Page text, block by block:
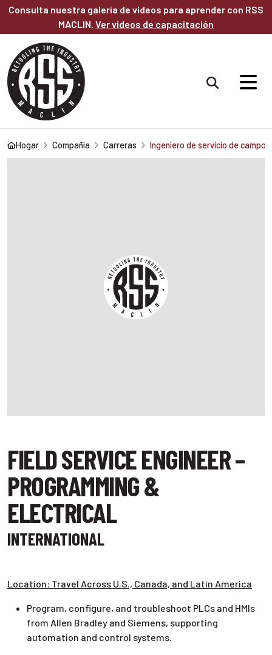
Saltar al contenido principal
Consulta nuestra galería de videos para aprender con RSS
MACLIN. Ver videos de capacitación
Hogar Compañía Carreras Ingeniero de servicio de campo
FIELD SERVICE ENGINEER –
PROGRAMMING &
ELECTRICAL
INTERNATIONAL
Location: Travel Across U.S., Canada, and Latin America
Program, configure, and troubleshoot PLCs and HMIs
from Allen Bradley and Siemens, supporting
automation and control systems.